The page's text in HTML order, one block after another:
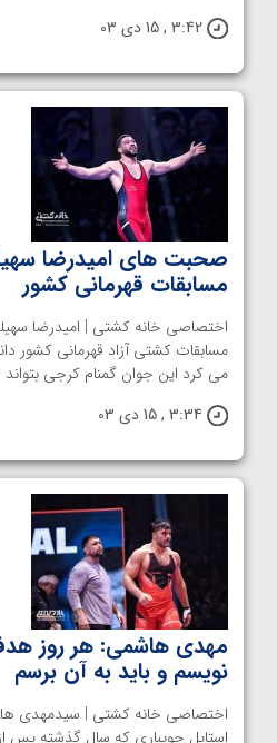
3:42 , 15 دی 03
صحبت های امیدرضا
مسابقات قهرمانی کشور
اختصاصی خانه کشتی | امیدرضا
مسابقات کشتی آزاد قهرمانی کشور
می کرد این جوان گمنام کرجی
3:34 , 15 دی 03
مهدی هاشمی: هر روز
نویسم و باید به آن برسم
اختصاصی خانه کشتی | سیدمهدی
استایل جویباری که سال گذشته پس